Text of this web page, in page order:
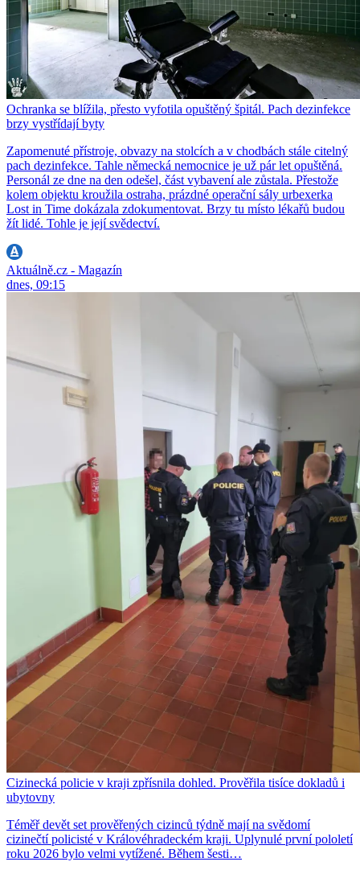
Ochranka se blížila, přesto vyfotila opuštěný špitál. Pach dezinfekce
brzy vystřídají byty
Zapomenuté přístroje, obvazy na stolcích a v chodbách stále citelný
pach dezinfekce. Tahle německá nemocnice je už pár let opuštěná.
Personál ze dne na den odešel, část vybavení ale zůstala. Přestože
kolem objektu kroužila ostraha, prázdné operační sály urbexerka
Lost in Time dokázala zdokumentovat. Brzy tu místo lékařů budou
žít lidé. Tohle je její svědectví.
Aktuálně.cz - Magazín
dnes, 09:15
Cizinecká policie v kraji zpřísnila dohled. Prověřila tisíce dokladů i
ubytovny
Téměř devět set prověřených cizinců týdně mají na svědomí
cizinečtí policisté v Královéhradeckém kraji. Uplynulé první pololetí
roku 2026 bylo velmi vytížené. Během šesti…